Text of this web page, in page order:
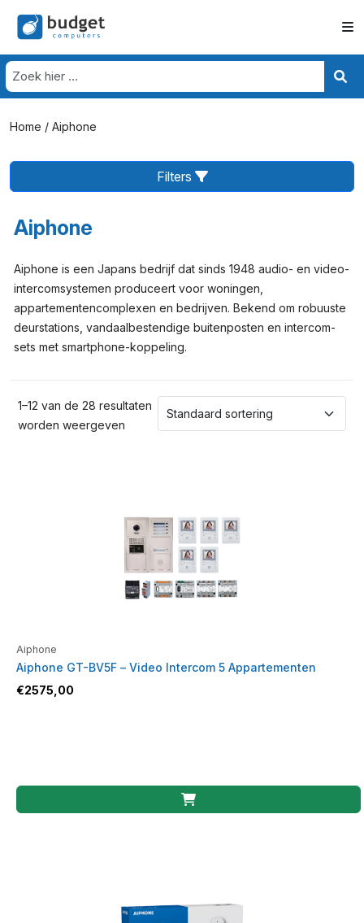
Home / Aiphone
Filters
Aiphone
Aiphone is een Japans bedrijf dat sinds 1948 audio- en video-
intercomsystemen produceert voor woningen,
appartementencomplexen en bedrijven. Bekend om robuuste
deurstations, vandaalbestendige buitenposten en intercom-
sets met smartphone-koppeling.
1–12 van de 28 resultaten
worden weergeven
Aiphone
Aiphone GT-BV5F – Video Intercom 5 Appartementen
€2575,00